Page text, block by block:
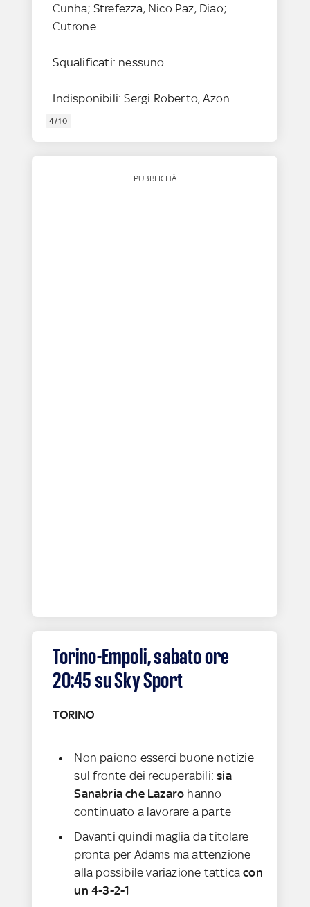
Cunha; Strefezza, Nico Paz, Diao;
Cutrone
Squalificati: nessuno
Indisponibili: Sergi Roberto, Azon
4/10
PUBBLICITÀ
Torino-Empoli, sabato ore
20:45 su Sky Sport
TORINO
Non paiono esserci buone notizie
sul fronte dei recuperabili:sia
Sanabria che Lazaro hanno
continuato a lavorare a parte
Davanti quindi maglia da titolare
pronta per Adams ma attenzione
alla possibile variazione tatticacon
un 4-3-2-1